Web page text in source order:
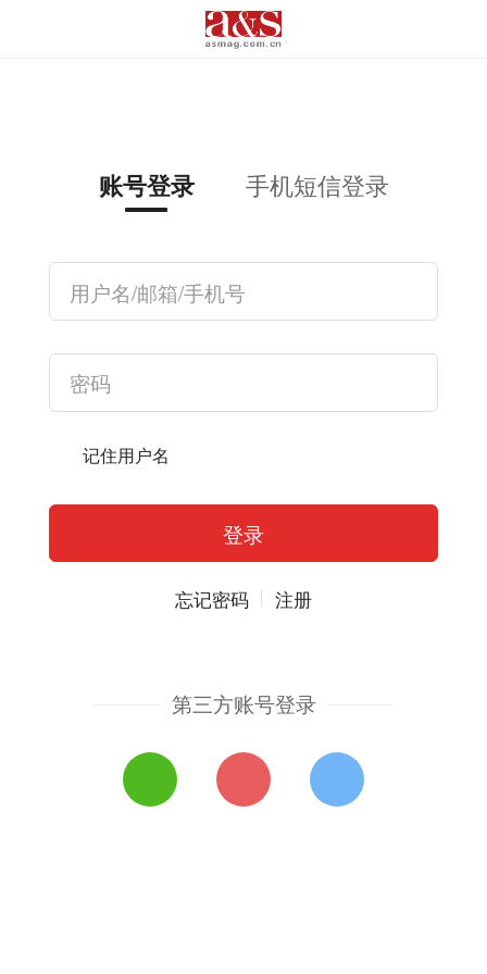
账号登录 手机短信登录
记住用户名
忘记密码 注册
第三方账号登录